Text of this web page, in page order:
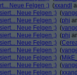
Neue Felgen ;) (xxandl
Neue Felgen ;) (
Neue Felgen ;) (phj
Neue Felgen ;) (
Neue Felgen ;) (phj
Neue Felgen ;) (
Neue Felgen ;) (
Neue Felgen ;) (MikE_
Neue Felgen ;) (
Neue Felgen ;) (xxandl